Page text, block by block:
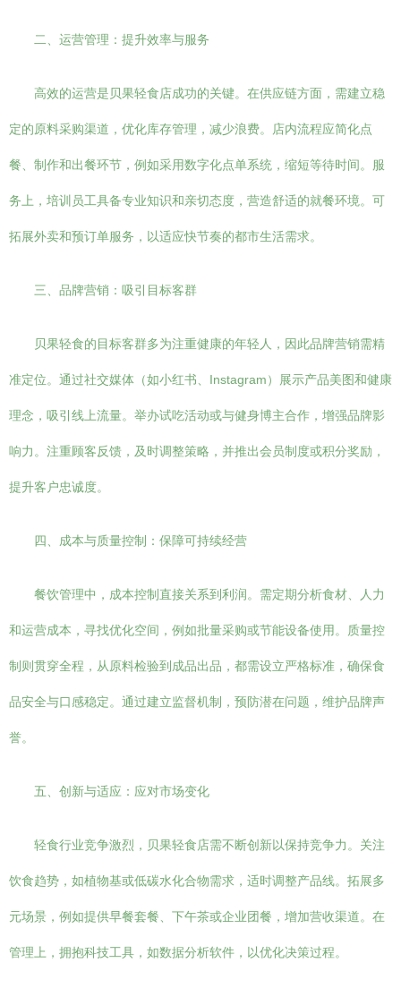
二、运营管理：提升效率与服务
高效的运营是贝果轻食店成功的关键。在供应链方面，需建立稳
定的原料采购渠道，优化库存管理，减少浪费。店内流程应简化点
餐、制作和出餐环节，例如采用数字化点单系统，缩短等待时间。服
务上，培训员工具备专业知识和亲切态度，营造舒适的就餐环境。可
拓展外卖和预订单服务，以适应快节奏的都市生活需求。
三、品牌营销：吸引目标客群
贝果轻食的目标客群多为注重健康的年轻人，因此品牌营销需精
准定位。通过社交媒体（如小红书、Instagram）展示产品美图和健康
理念，吸引线上流量。举办试吃活动或与健身博主合作，增强品牌影
响力。注重顾客反馈，及时调整策略，并推出会员制度或积分奖励，
提升客户忠诚度。
四、成本与质量控制：保障可持续经营
餐饮管理中，成本控制直接关系到利润。需定期分析食材、人力
和运营成本，寻找优化空间，例如批量采购或节能设备使用。质量控
制则贯穿全程，从原料检验到成品出品，都需设立严格标准，确保食
品安全与口感稳定。通过建立监督机制，预防潜在问题，维护品牌声
誉。
五、创新与适应：应对市场变化
轻食行业竞争激烈，贝果轻食店需不断创新以保持竞争力。关注
饮食趋势，如植物基或低碳水化合物需求，适时调整产品线。拓展多
元场景，例如提供早餐套餐、下午茶或企业团餐，增加营收渠道。在
管理上，拥抱科技工具，如数据分析软件，以优化决策过程。